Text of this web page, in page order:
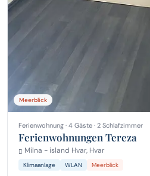
Meerblick
Ferienwohnung · 4 Gäste · 2 Schlafzimmer
Ferienwohnungen Tereza
Milna - island Hvar, Hvar
Klimaanlage WLAN Meerblick